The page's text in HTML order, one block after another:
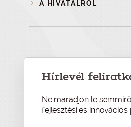
A HIVATALRÓL
Hírlevél
Ne maradjon le
fejlesztési és